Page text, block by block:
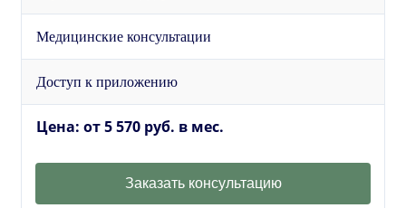
Медицинские консультации
Доступ к приложению
Цена: от 5 570 руб. в мес.
Заказать консультацию